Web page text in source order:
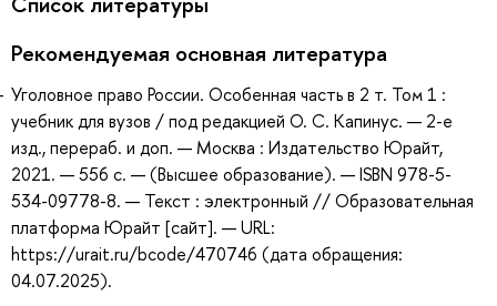
Рекомендуемая основная литература
Уголовное право России. Особенная часть в 2 т. Том 1 :
учебник для вузов / под редакцией О. С. Капинус. — 2-е
изд., перераб. и доп. — Москва : Издательство Юрайт,
2021. — 556 с. — (Высшее образование). — ISBN 978-5-
534-09778-8. — Текст : электронный // Образовательная
платформа Юрайт [сайт]. — URL:
https://urait.ru/bcode/470746 (дата обращения:
04.07.2025).